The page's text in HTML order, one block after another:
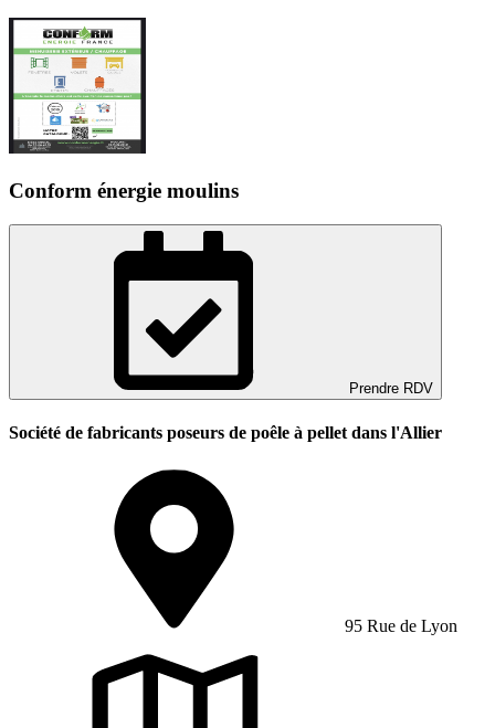
Conform énergie moulins
Prendre RDV
Société de fabricants poseurs de poêle à pellet dans l'Allier
95 Rue de Lyon